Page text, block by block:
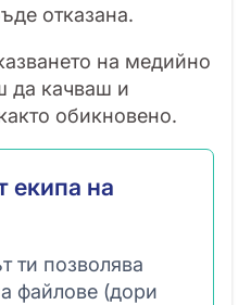
отказана.
на медийно
качваш и
обикновено.
екипа на
ти позволява
файлове (дори